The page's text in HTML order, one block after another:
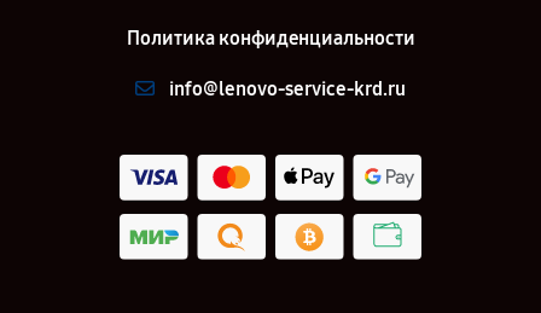
Политика конфиденциальности
info@lenovo-service-krd.ru